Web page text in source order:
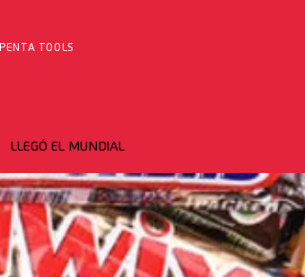
PENTA TOOLS
LLEGÓ EL MUNDIAL